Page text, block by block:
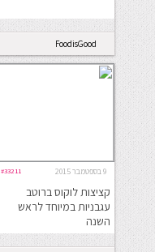
FoodisGood
9 בספטמבר 2015 #33211
קציצות לוקוס ברוטב
עגבניות במיוחד לראש
השנה